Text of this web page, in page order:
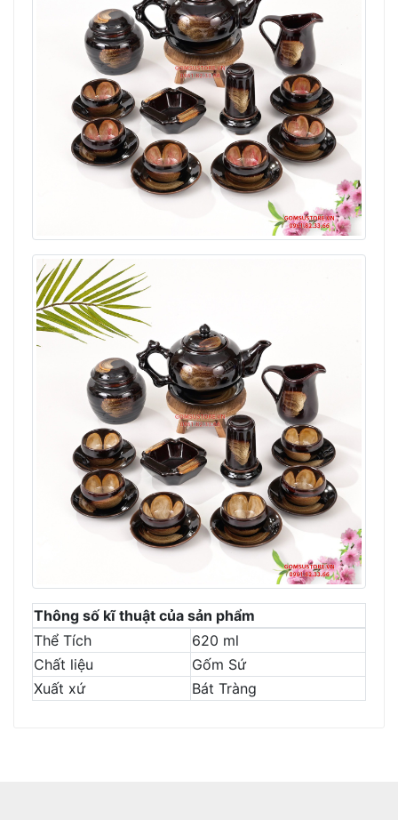
Thông số kĩ thuật của sản phẩm
Thể Tích
620 ml
Chất liệu
Gốm Sứ
Xuất xứ
Bát Tràng